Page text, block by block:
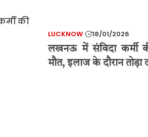
LUCKNOW 18/01/2026
लखनऊ में संविदा कर्मी
मौत, इलाज के दौरान तोड़ा